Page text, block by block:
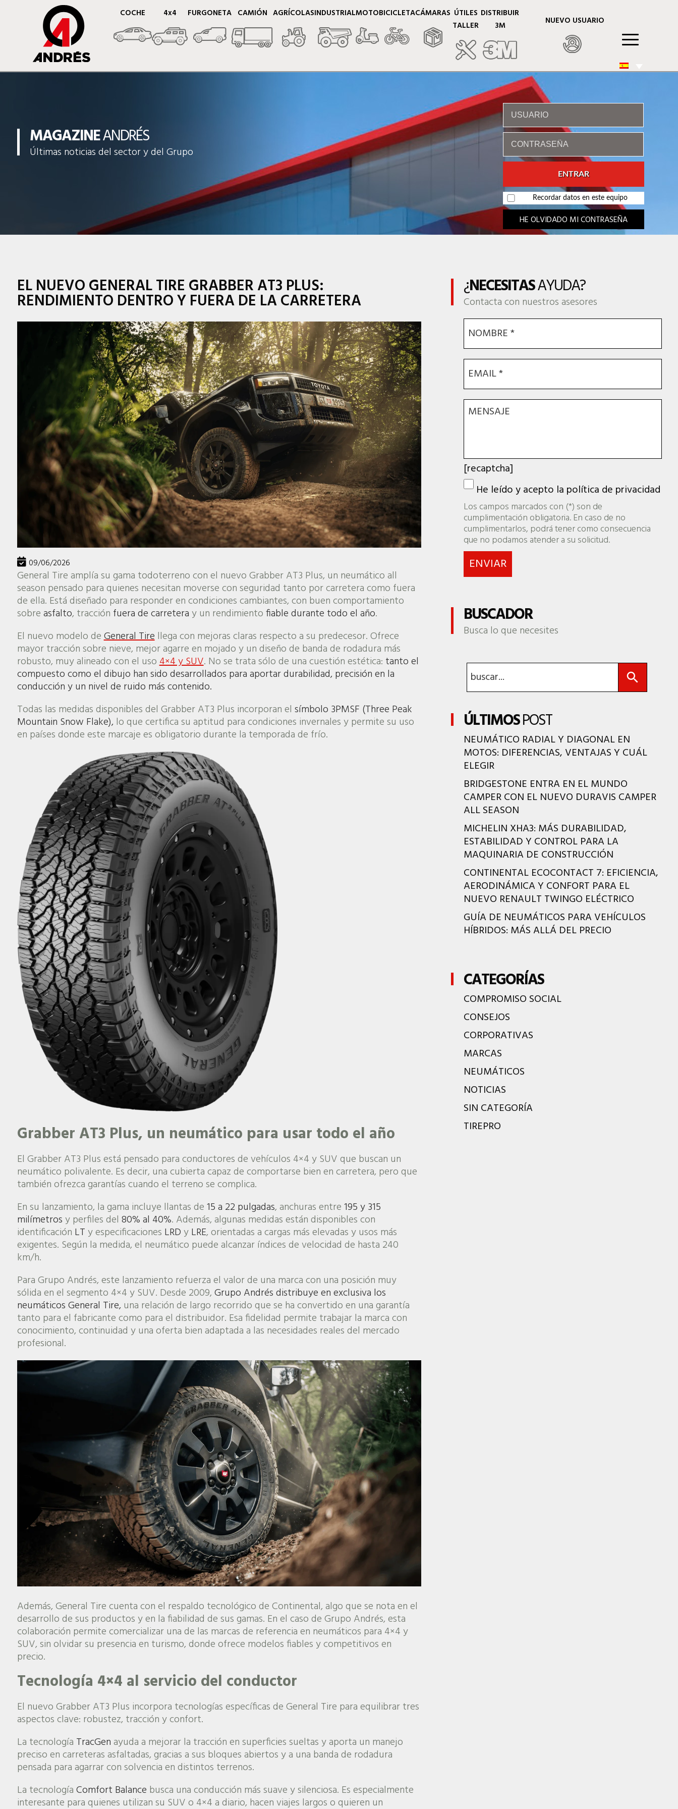
COCHE 4x4 FURGONETA CAMIÓN AGRÍCOLASINDUSTRIALMOTOBICICLETACÁMARAS ÚTILES
TALLER
DISTRIBUIR
3M
NUEVO USUARIO
Recordar datos en este equipo
HE OLVIDADO MI CONTRASEÑA
MAGAZINEANDRÉS
Últimas noticias del sector y del Grupo
EL NUEVO GENERAL TIRE GRABBER AT3 PLUS:
RENDIMIENTO DENTRO Y FUERA DE LA CARRETERA
09/06/2026
General Tire amplía su gama todoterreno con el nuevo Grabber AT3 Plus, un neumático all
season pensado para quienes necesitan moverse con seguridad tanto por carretera como fuera
de ella. Está diseñado para responder en condiciones cambiantes, con buen comportamiento
sobreasfalto, tracción fuera de carreteray un rendimientofiable durante todo el año.
El nuevo modelo deGeneral Tirellega con mejoras claras respecto a su predecesor. Ofrece
mayor tracción sobre nieve, mejor agarre en mojado y un diseño de banda de rodadura más
robusto, muy alineado con el uso4×4 y SUV. No se trata sólo de una cuestión estética: tanto el
compuesto como el dibujo han sido desarrollados para aportar durabilidad, precisión en la
conducción y un nivel de ruido más contenido.
Todas las medidas disponibles del Grabber AT3 Plus incorporan el símbolo 3PMSF (Three Peak
Mountain Snow Flake),lo que certifica su aptitud para condiciones invernales y permite su uso
en países donde este marcaje es obligatorio durante la temporada de frío.
Grabber AT3 Plus, un neumático para usar todo el año
El Grabber AT3 Plus está pensado para conductores de vehículos 4×4 y SUV que buscan un
neumático polivalente. Es decir, una cubierta capaz de comportarse bien en carretera, pero que
también ofrezca garantías cuando el terreno se complica.
En su lanzamiento, la gama incluye llantas de15 a 22 pulgadas, anchuras entre195 y 315
milímetrosy perfiles del 80% al 40%. Además, algunas medidas están disponibles con
identificación LTy especificaciones LRDyLRE, orientadas a cargas más elevadas y usos más
exigentes. Según la medida, el neumático puede alcanzar índices de velocidad de hasta 240
km/h.
Para Grupo Andrés, este lanzamiento refuerza el valor de una marca con una posición muy
sólida en el segmento 4×4 y SUV. Desde 2009,Grupo Andrés distribuye en exclusiva los
neumáticos General Tire,una relación de largo recorrido que se ha convertido en una garantía
tanto para el fabricante como para el distribuidor. Esa fidelidad permite trabajar la marca con
conocimiento, continuidad y una oferta bien adaptada a las necesidades reales del mercado
profesional.
Además, General Tire cuenta con el respaldo tecnológico de Continental, algo que se nota en el
desarrollo de sus productos y en la fiabilidad de sus gamas. En el caso de Grupo Andrés, esta
colaboración permite comercializar una de las marcas de referencia en neumáticos para 4×4 y
SUV, sin olvidar su presencia en turismo, donde ofrece modelos fiables y competitivos en
precio.
Tecnología 4×4 al servicio del conductor
El nuevo Grabber AT3 Plus incorpora tecnologías específicas de General Tire para equilibrar tres
aspectos clave: robustez, tracción y confort.
La tecnología TracGen ayuda a mejorar la tracción en superficies sueltas y aporta un manejo
preciso en carreteras asfaltadas, gracias a sus bloques abiertos y a una banda de rodadura
pensada para agarrar con solvencia en distintos terrenos.
La tecnologíaComfort Balance busca una conducción más suave y silenciosa. Es especialmente
interesante para quienes utilizan su SUV o 4×4 a diario, hacen viajes largos o quieren un
¿NECESITASAYUDA?
Contacta con nuestros asesores
[recaptcha]
He leído y acepto la política de privacidad
Los campos marcados con (*) son de
cumplimentación obligatoria. En caso de no
cumplimentarlos, podrá tener como consecuencia
que no podamos atender a su solicitud.
BUSCADOR
Busca lo que necesites
ÚLTIMOSPOST
NEUMÁTICO RADIAL Y DIAGONAL EN
MOTOS: DIFERENCIAS, VENTAJAS Y CUÁL
ELEGIR
BRIDGESTONE ENTRA EN EL MUNDO
CAMPER CON EL NUEVO DURAVIS CAMPER
ALL SEASON
MICHELIN XHA3: MÁS DURABILIDAD,
ESTABILIDAD Y CONTROL PARA LA
MAQUINARIA DE CONSTRUCCIÓN
CONTINENTAL ECOCONTACT 7: EFICIENCIA,
AERODINÁMICA Y CONFORT PARA EL
NUEVO RENAULT TWINGO ELÉCTRICO
GUÍA DE NEUMÁTICOS PARA VEHÍCULOS
HÍBRIDOS: MÁS ALLÁ DEL PRECIO
CATEGORÍAS
COMPROMISO SOCIAL
CONSEJOS
CORPORATIVAS
MARCAS
NEUMÁTICOS
NOTICIAS
SIN CATEGORÍA
TIREPRO